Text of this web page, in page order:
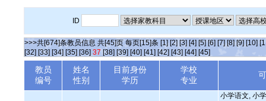
ID
>>>共[674]条教员信息 共[45]页 每页[15]条 [1] [2] [3] [4] [5] [6] [7] [8] [9] [10]
[32] [33] [34] [35] [36] 37 [38] [39] [40] [41] [42] [43] [44] [45]
教员
编号
姓名
性别
目前身份
学历
学校
专业
小学语文, 小